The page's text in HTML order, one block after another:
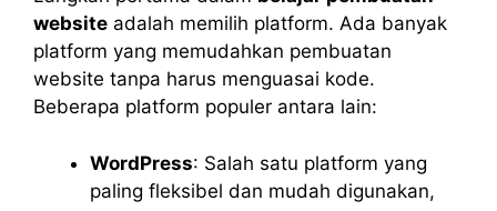
website adalah memilih platform. Ada banyak
platform yang memudahkan pembuatan
website tanpa harus menguasai kode.
Beberapa platform populer antara lain:
WordPress: Salah satu platform yang
paling fleksibel dan mudah digunakan,